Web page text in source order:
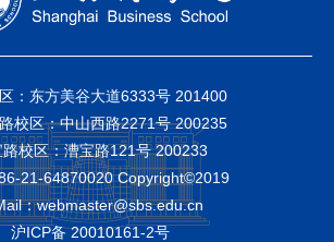
立足国家地方战略和行业重大需求，开
增国家社会科学基金项目（含重大子课
课题）、国家自然科学基金项目、教育
社科项目、上海市决策咨询研究项目（含
点课题）等省部级及以上科研项目160余
上海市哲学社会科学优秀成果奖、上海市
：东方美谷大道6333号 201400
校区：中山西路2271号 200235
路校区：漕宝路121号 200233
21-64870020 Copyright©2019
：webmaster@sbs.edu.cn
沪ICP备 20010161-2号